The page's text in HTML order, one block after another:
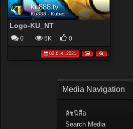
ku888.tv
Ku888 - Kubet
Logo-KU_NT
0 5K 0
02 มี.ค. 2021
Media Navigation
ดัชนีสื่อ
Search Media